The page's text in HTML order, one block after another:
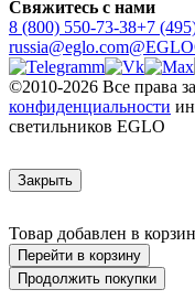
Свяжитесь с нами
8 (800) 550-73-38+7
russia@eglo.com
©2010-2026 Все права
конфиденциальности
светильников EGLO
Закрыть
Товар добавлен в
Перейти в корзину
Продолжить покупки